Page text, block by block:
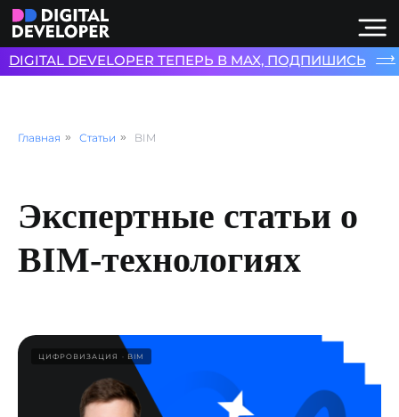
Главная » Статьи » BIM
Экспертные статьи о
BIM-технологиях
ЦИФРОВИЗАЦИЯ BIM